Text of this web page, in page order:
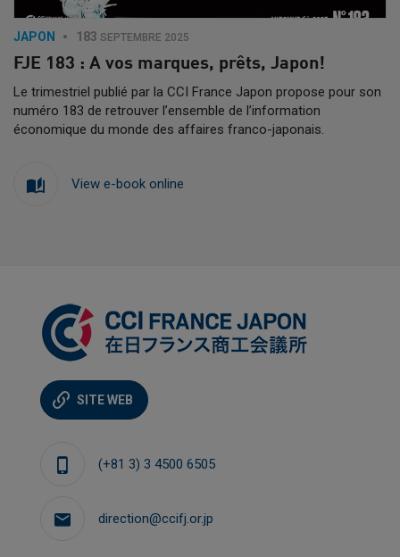
JAPON 183 SEPTEMBRE 2025
FJE 183 : A vos marques, prêts, Japon!
Le trimestriel publié par la CCI France Japon propose pour son
numéro 183 de retrouver l’ensemble de l’information
économique du monde des affaires franco-japonais.
View e-book online
SITE WEB
(+81 3) 3 4500 6505
direction@ccifj.or.jp